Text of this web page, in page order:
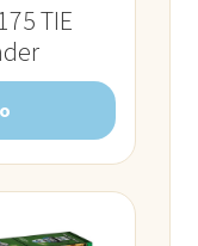
TIE